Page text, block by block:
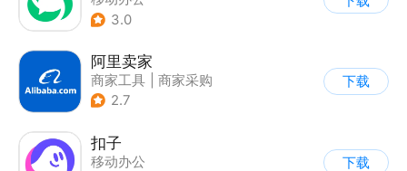
3.0
阿里卖家
商家工具
商家采购
2.7
下载
扣子
移动办公
下载